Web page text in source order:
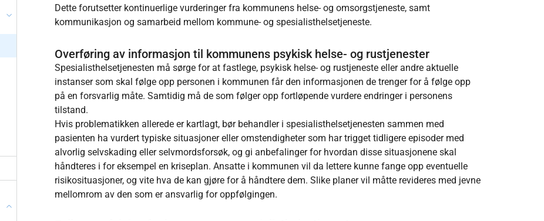
Dette forutsetter kontinuerlige vurderinger fra kommunens helse- og omsorgstjeneste, samt
kommunikasjon og samarbeid mellom kommune- og spesialisthelsetjeneste.
Overføring av informasjon til kommunens psykisk helse- og rustjenester
Spesialisthelsetjenesten må sørge for at fastlege, psykisk helse- og rustjeneste eller andre aktuelle
instanser som skal følge opp personen i kommunen får den informasjonen de trenger for å følge opp
på en forsvarlig måte. Samtidig må de som følger opp fortløpende vurdere endringer i personens
tilstand.
Hvis problematikken allerede er kartlagt, bør behandler i spesialisthelsetjenesten sammen med
pasienten ha vurdert typiske situasjoner eller omstendigheter som har trigget tidligere episoder med
alvorlig selvskading eller selvmordsforsøk, og gi anbefalinger for hvordan disse situasjonene skal
håndteres i for eksempel en kriseplan. Ansatte i kommunen vil da lettere kunne fange opp eventuelle
risikosituasjoner, og vite hva de kan gjøre for å håndtere dem. Slike planer vil måtte revideres med jevne
mellomrom av den som er ansvarlig for oppfølgingen.